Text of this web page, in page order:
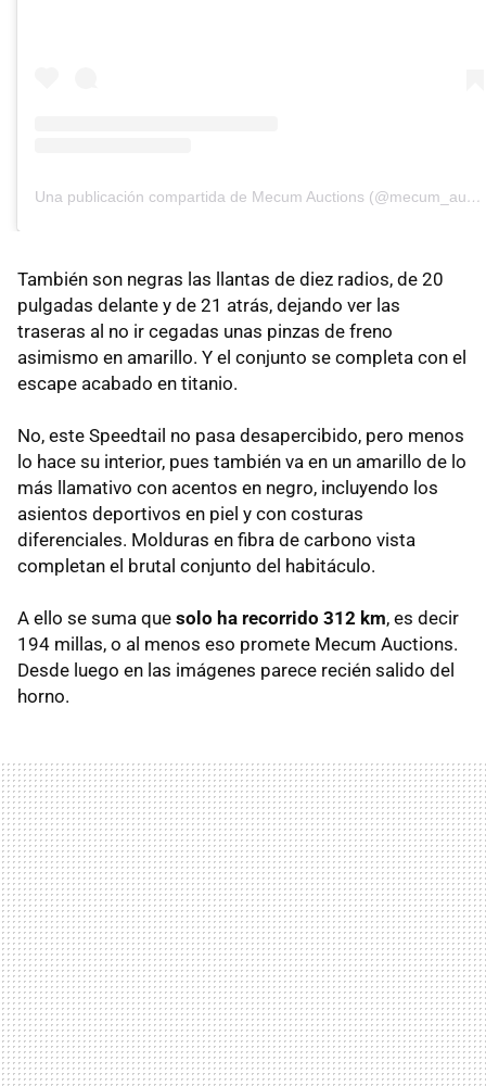
Una publicación compartida de Mecum Auctions (@mecum_auctions)
También son negras las llantas de diez radios, de 20
pulgadas delante y de 21 atrás, dejando ver las
traseras al no ir cegadas unas pinzas de freno
asimismo en amarillo. Y el conjunto se completa con el
escape acabado en titanio.
No, este Speedtail no pasa desapercibido, pero menos
lo hace su interior, pues también va en un amarillo de lo
más llamativo con acentos en negro, incluyendo los
asientos deportivos en piel y con costuras
diferenciales. Molduras en fibra de carbono vista
completan el brutal conjunto del habitáculo.
A ello se suma que solo ha recorrido 312 km, es decir
194 millas, o al menos eso promete Mecum Auctions.
Desde luego en las imágenes parece recién salido del
horno.